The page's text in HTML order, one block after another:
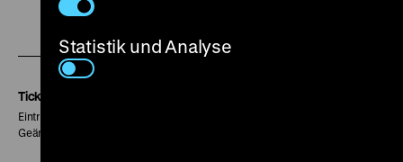
unsererunserer
Tickets
Eintritt 5 €
Geänderte Preise sind im Programm vermerkt.
Statistik und Analyse